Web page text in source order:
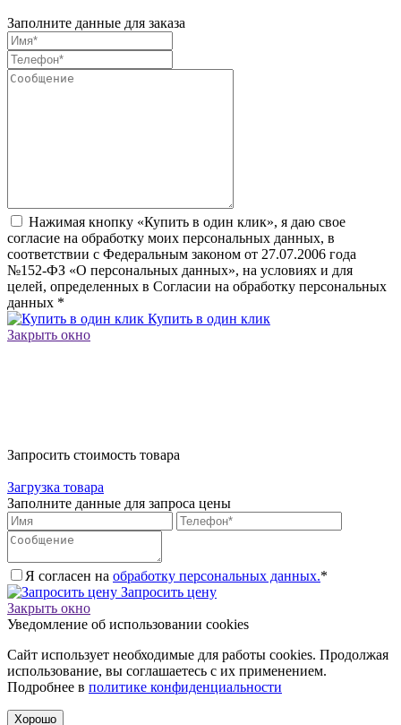
Заполните данные для заказа
Нажимая кнопку «Купить в один клик», я даю свое
согласие на обработку моих персональных данных, в
соответствии с Федеральным законом от 27.07.2006 года
№152-ФЗ «О персональных данных», на условиях и для
целей, определенных в Согласии на обработку персональных
данных *
Купить в один клик
Закрыть окно
Запросить стоимость товара
Загрузка товара
Заполните данные для запроса цены
Я согласен на обработку персональных данных.*
Запросить цену
Закрыть окно
Уведомление об использовании cookies
Сайт использует необходимые для работы cookies. Продолжая
использование, вы соглашаетесь с их применением.
Подробнее в политике конфиденциальности
Хорошо